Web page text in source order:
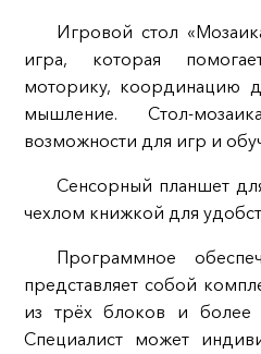
Игровой стол
игра, которая
моторику, координацию
мышление. Стол-
возможности для игр и
Сенсорный планшет
чехлом книжкой для
Программное
представляет собой
из трёх блоков и более
Специалист может